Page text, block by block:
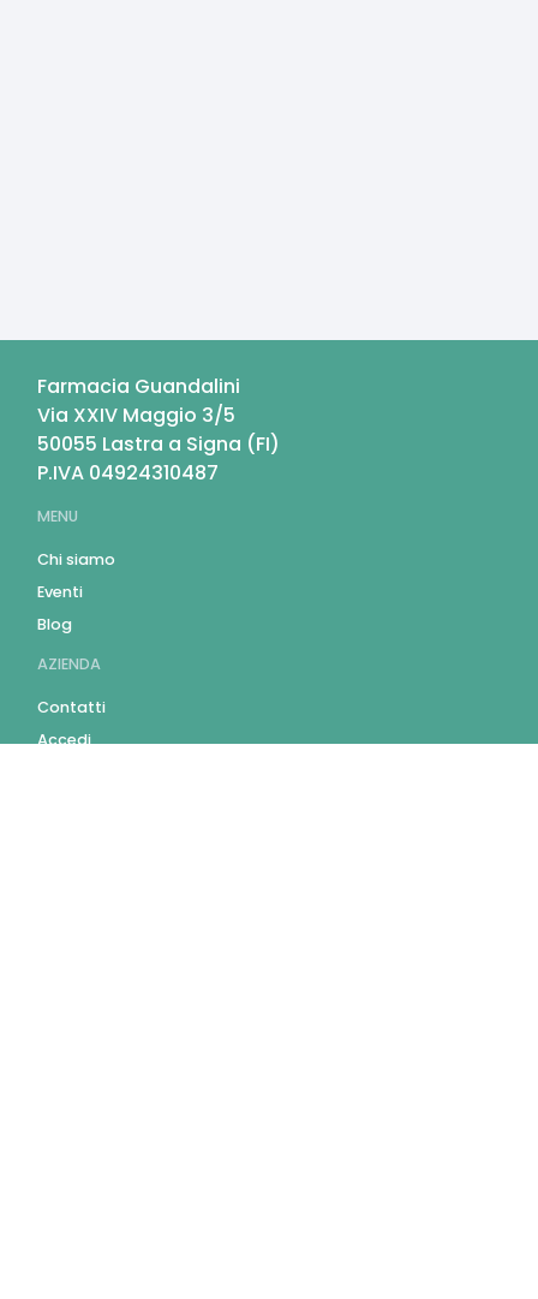
Farmacia Guandalini
Via XXIV Maggio 3/5
50055 Lastra a Signa (FI)
P.IVA 04924310487
MENU
Chi siamo
Eventi
Blog
AZIENDA
Contatti
Accedi